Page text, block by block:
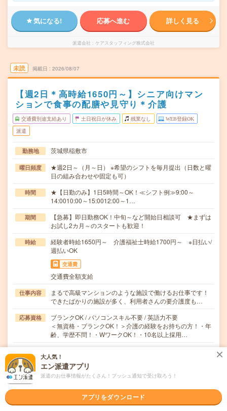
気になる! 応募へ進む 詳しく見る
派遣会社 ケアスタッフィング株式会社
未読 掲載日 2026/08/07
【週2日＊高時給1650円～】シニア向けマン
ションで食事の配膳や見守り＊介護
交通費別途支給あり 土日祝日が休み 残業なし WEB登録OK
派遣
勤務地 茨城県稲敷市
曜日頻度
★週2日～（月～日） ※希望のシフトを毎月提出（日数と曜
日の組み合わせや固定も可）
時間
★【日勤のみ】1日5時間～OK！≪シフト例≫9:00～
14:0010:00～15:0012:00～1…
期間
【急募】即日勤務OK！中旬～など開始日相談可 ★まずは
お試し2カ月～のスタートも歓迎！
時給
経験者時給1650円～ 介護福祉士時給1700円～ ※日払い/
週払いOK
交通費
交通費全額支給
仕事内容
まるで高級マンションのような施設で働けるお仕事です！
できたばかりの施設が多く、利用者さんの要介護度も…
応募資格
ブランクOK / パソコンスキル不要 / 英語力不要
＜無資格・ブランクOK！＞介護の経験をお持ちの方！・年
齢、学歴不問！・WワークOK！・10名以上採用…
職場の雰囲気
年齢層
大人気！
エン派遣アプリ
派遣のお仕事情報がたくさん！プッシュ通知で受け取ろう！
アプリをダウンロード